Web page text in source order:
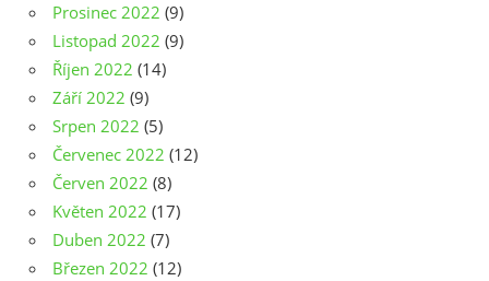
Prosinec 2022 (9)
Listopad 2022 (9)
Říjen 2022 (14)
Září 2022 (9)
Srpen 2022 (5)
Červenec 2022 (12)
Červen 2022 (8)
Květen 2022 (17)
Duben 2022 (7)
Březen 2022 (12)